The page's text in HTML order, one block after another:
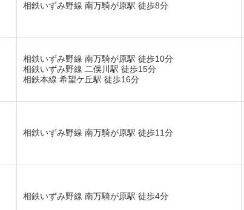
相鉄いずみ野線 南万騎が原駅 徒歩8分
相鉄いずみ野線 南万騎が原駅 徒歩10分
相鉄いずみ野線 二俣川駅 徒歩15分
相鉄本線 希望ケ丘駅 徒歩16分
相鉄いずみ野線 南万騎が原駅 徒歩11分
相鉄いずみ野線 南万騎が原駅 徒歩4分